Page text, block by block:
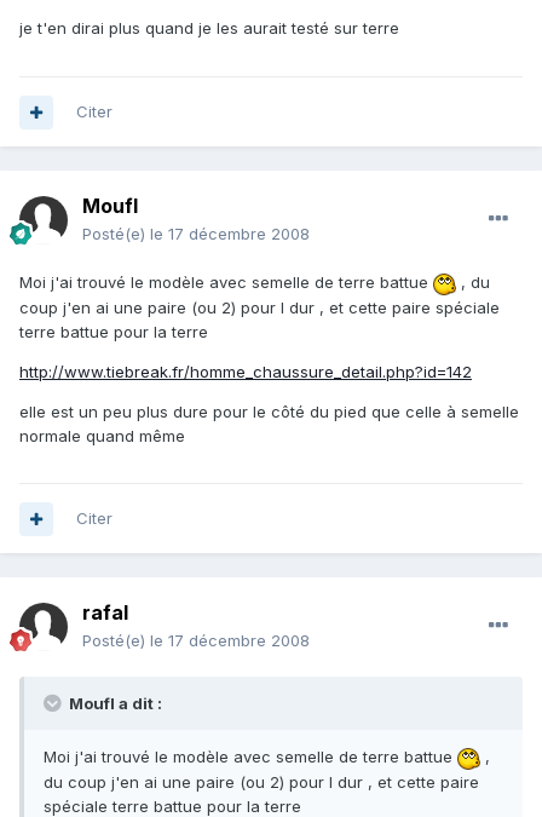
je t'en dirai plus quand je les aurait testé sur terre
Citer
Moufl
Posté(e) le 17 décembre 2008
Moi j'ai trouvé le modèle avec semelle de terre battue
, du
coup j'en ai une paire (ou 2) pour l dur , et cette paire spéciale
terre battue pour la terre
http://www.tiebreak.fr/homme_chaussure_detail.php?id=142
elle est un peu plus dure pour le côté du pied que celle à semelle
normale quand même
Citer
rafal
Posté(e) le 17 décembre 2008
Moufl a dit :
Moi j'ai trouvé le modèle avec semelle de terre battue
,
du coup j'en ai une paire (ou 2) pour l dur , et cette paire
spéciale terre battue pour la terre